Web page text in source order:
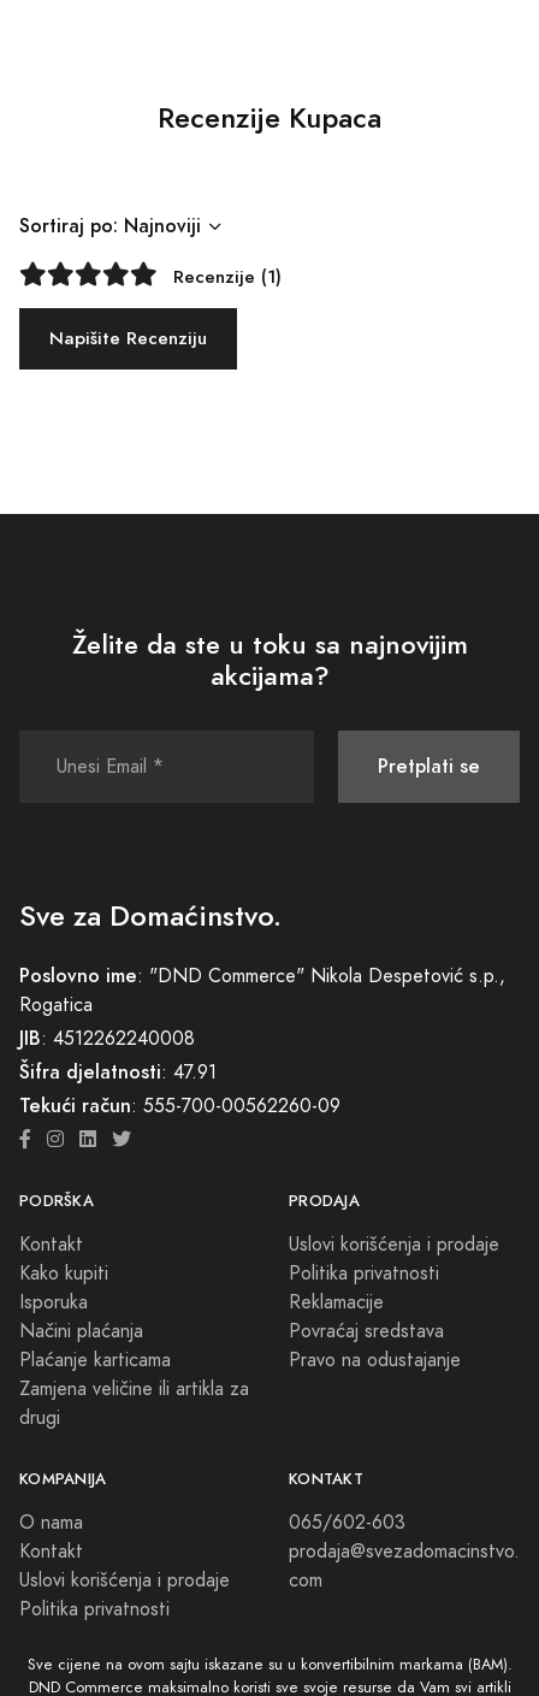
Recenzije Kupaca
Sortiraj po: Najnoviji
Recenzije (1)
Napišite Recenziju
Želite da ste u toku sa najnovijim
akcijama?
Pretplati se
Sve za Domaćinstvo.
Poslovno ime: "DND Commerce" Nikola Despetović s.p.,
Rogatica
JIB: 4512262240008
Šifra djelatnosti: 47.91
Tekući račun: 555-700-00562260-09
PODRŠKA
Kontakt
Kako kupiti
Isporuka
Načini plaćanja
Plaćanje karticama
Zamjena veličine ili artikla za
drugi
PRODAJA
Uslovi korišćenja i prodaje
Politika privatnosti
Reklamacije
Povraćaj sredstava
Pravo na odustajanje
KOMPANIJA
O nama
Kontakt
Uslovi korišćenja i prodaje
Politika privatnosti
KONTAKT
065/602-603
prodaja@svezadomacinstvo.
com
Sve cijene na ovom sajtu iskazane su u konvertibilnim markama (BAM).
DND Commerce maksimalno koristi sve svoje resurse da Vam svi artikli